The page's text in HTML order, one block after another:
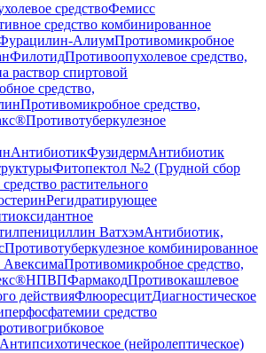
средствоФемисс
средство комбинированное
АлиумПротивомикробное
ФилотидПротивоопухолевое средство,
раствор спиртовой
средство,
Противомикробное средство,
Противотуберкулезное
АнтибиотикФузидермАнтибиотик
Фитопектол №2 (Грудной сбор
растительного
Регидратирующее
ВатхэмАнтибиотик,
Противотуберкулезное комбинированное
Противомикробное средство,
НПВПФармакодПротивокашлевое
действияФлюоресцитДиагностическое
средство
Антипсихотическое (нейролептическое)